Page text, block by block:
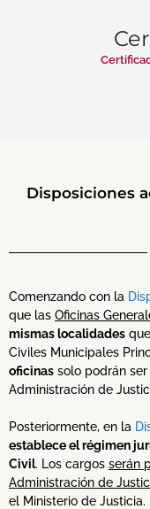
Disposiciones
Comenzando con la
que las Oficinas
mismas localidades
Civiles Municipales
oficinas solo podrán
Administración de
Posteriormente, en la
establece el régimen
Civil. Los cargos serán
Administración de
el Ministerio de Justicia.